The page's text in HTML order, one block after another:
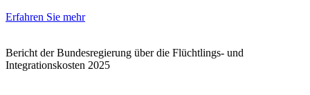
Erfahren Sie mehr
Bericht der Bundesregierung über die Flüchtlings- und
Integrationskosten 2025